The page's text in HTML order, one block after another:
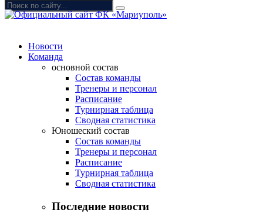
Новости
Команда
основной состав
Состав команды
Тренеры и персонал
Расписание
Турнирная таблица
Сводная статистика
Юношеский состав
Состав команды
Тренеры и персонал
Расписание
Турнирная таблица
Сводная статистика
Последние новости